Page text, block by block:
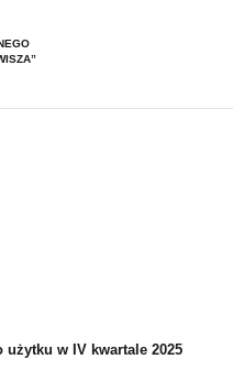
w IV kwartale 2025